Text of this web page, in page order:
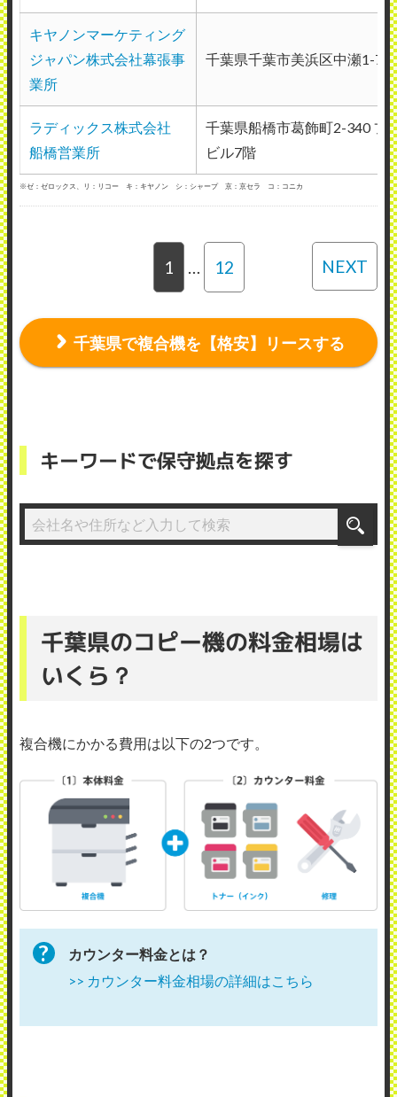
キヤノンマーケティング
ジャパン株式会社幕張事
業所
千葉県千葉市美浜区中瀬1-7-2
ラディックス株式会社
船橋営業所
千葉県船橋市葛飾町2-340 フ
ビル7階
※ゼ：ゼロックス、リ：リコー キ：キヤノン シ：シャープ 京：京セラ コ：コニカ
1 … 12 NEXT
千葉県で複合機を【格安】リースする
キーワードで保守拠点を探す
千葉県のコピー機の料金相場は
いくら？
複合機にかかる費用は以下の2つです。
カウンター料金とは？
>> カウンター料金相場の詳細はこちら